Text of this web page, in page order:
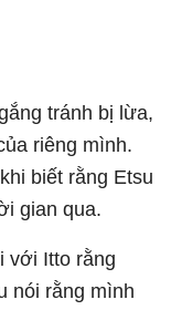
tránh bị lừa,
riêng mình.
biết rằng Etsu
gian qua.
với Itto rằng
nói rằng mình